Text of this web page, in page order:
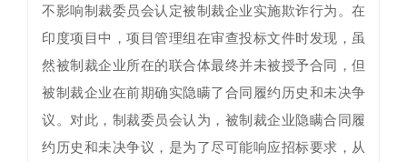
不影响制裁委员会认定被制裁企业实施欺诈行为。在
印度项目中，项目管理组在审查投标文件时发现，虽
然被制裁企业所在的联合体最终并未被授予合同，但
被制裁企业在前期确实隐瞒了合同履约历史和未决争
议。对此，制裁委员会认为，被制裁企业隐瞒合同履
约历史和未决争议，是为了尽可能响应招标要求，从